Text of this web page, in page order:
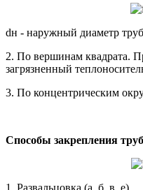
dн - наружный диаметр
2. По вершинам квадрата.
загрязненный
3. По концентрическим
Способы закрепления
1. Развальцовка (а, б, в, е)